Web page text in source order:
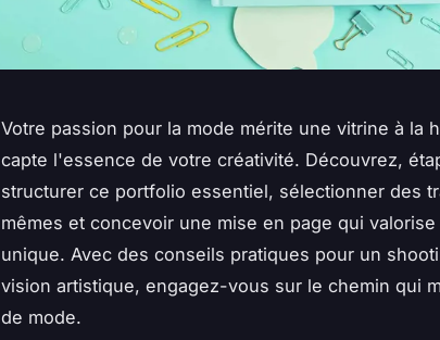
Votre passion pour la mode mérite une vitrine à la
capte l'essence de votre créativité. Découvrez,
structurer ce portfolio essentiel, sélectionner des
mêmes et concevoir une mise en page qui
unique. Avec des conseils pratiques pour un
vision artistique, engagez-vous sur le chemin qui
de mode.